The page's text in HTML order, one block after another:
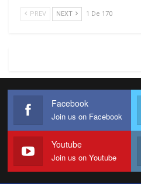
PREV NEXT 1 De 170
Facebook
Join us on Facebook
Youtube
Join us on Youtube